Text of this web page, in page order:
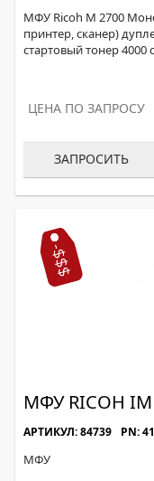
МФУ Ricoh M 2700
принтер, сканер)
стартовый тонер 4000
ЦЕНА ПО ЗАПРОСУ
ЗАПРОСИТЬ
МФУ RICOH
АРТИКУЛ: 84739 PN:
МФУ